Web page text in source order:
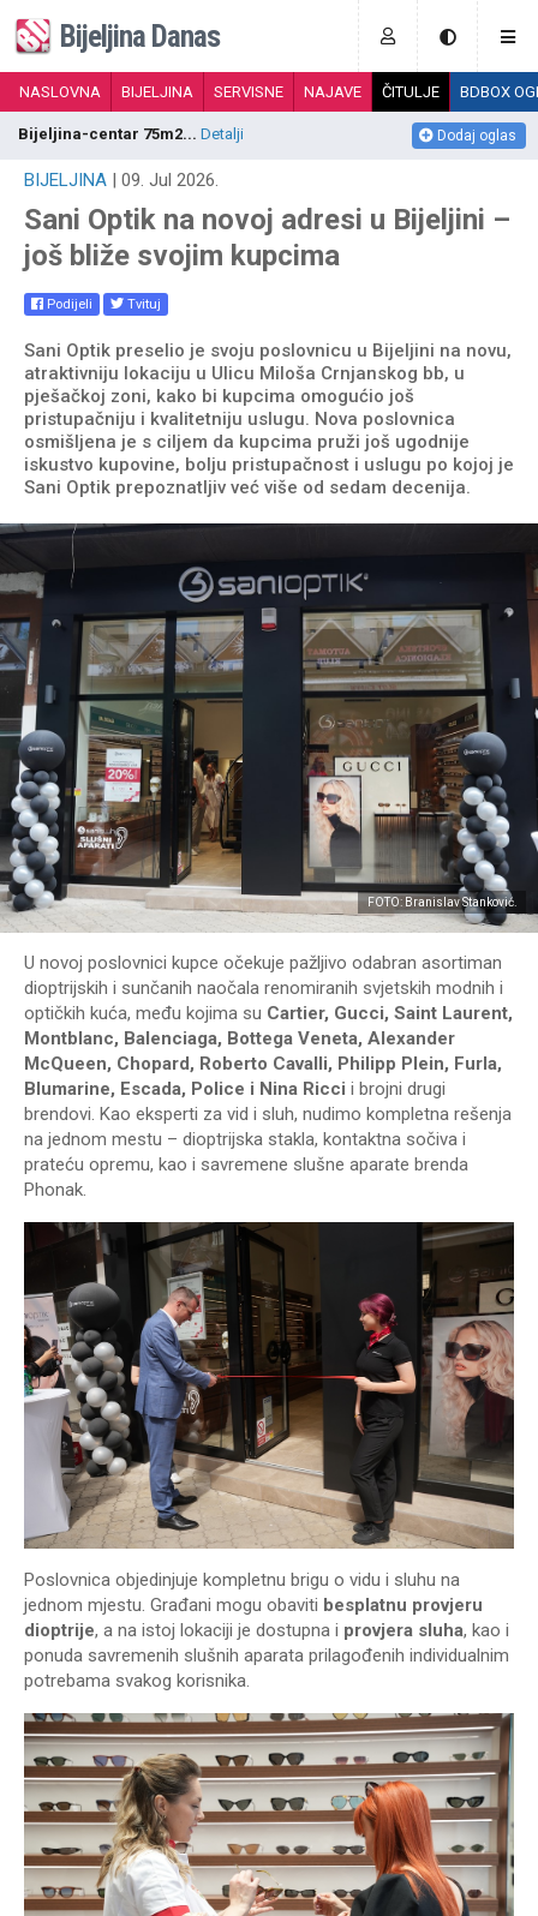
Bijeljina Danas
NASLOVNA BIJELJINA SERVISNE NAJAVE ČITULJE BDBOX
Dodaj oglas
Bijeljina-centar 75m2... Detalji
BIJELJINA | 09. Jul 2026.
Sani Optik na novoj adresi u Bijeljini –
još bliže svojim kupcima
Podijeli Tvituj
Sani Optik preselio je svoju poslovnicu u Bijeljini na novu,
atraktivniju lokaciju u Ulicu Miloša Crnjanskog bb, u
pješačkoj zoni, kako bi kupcima omogućio još
pristupačniju i kvalitetniju uslugu. Nova poslovnica
osmišljena je s ciljem da kupcima pruži još ugodnije
iskustvo kupovine, bolju pristupačnost i uslugu po kojoj je
Sani Optik prepoznatljiv već više od sedam decenija.
FOTO: Branislav Stanković.
U novoj poslovnici kupce očekuje pažljivo odabran asortiman
dioptrijskih i sunčanih naočala renomiranih svjetskih modnih i
optičkih kuća, među kojima su Cartier, Gucci, Saint Laurent,
Montblanc, Balenciaga, Bottega Veneta, Alexander
McQueen, Chopard, Roberto Cavalli, Philipp Plein, Furla,
Blumarine, Escada, Police i Nina Ricci i brojni drugi
brendovi. Kao eksperti za vid i sluh, nudimo kompletna rešenja
na jednom mestu – dioptrijska stakla, kontaktna sočiva i
prateću opremu, kao i savremene slušne aparate brenda
Phonak.
Poslovnica objedinjuje kompletnu brigu o vidu i sluhu na
jednom mjestu. Građani mogu obaviti besplatnu provjeru
dioptrije, a na istoj lokaciji je dostupna i provjera sluha, kao i
ponuda savremenih slušnih aparata prilagođenih individualnim
potrebama svakog korisnika.